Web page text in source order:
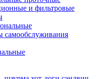
и фильтровые
самообслуживания